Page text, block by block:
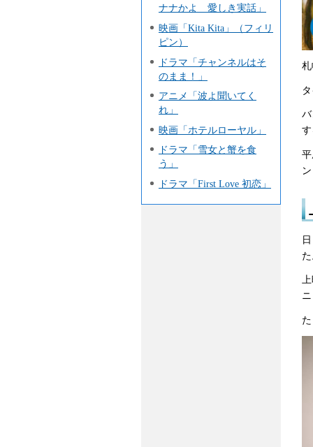
ナナかよ 愛しき実話」
映画「Kita Kita」（フィリ
ピン）
ドラマ「チャンネルはそ
のまま！」
アニメ「波よ聞いてく
れ」
映画「ホテルローヤル」
ドラマ「雪女と蟹を食
う」
ドラマ「First Love 初恋」